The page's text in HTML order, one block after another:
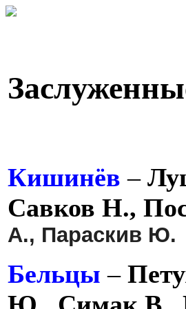
Кишинёв–
Савков Н.,
А., Параскив Ю.
Бельцы–